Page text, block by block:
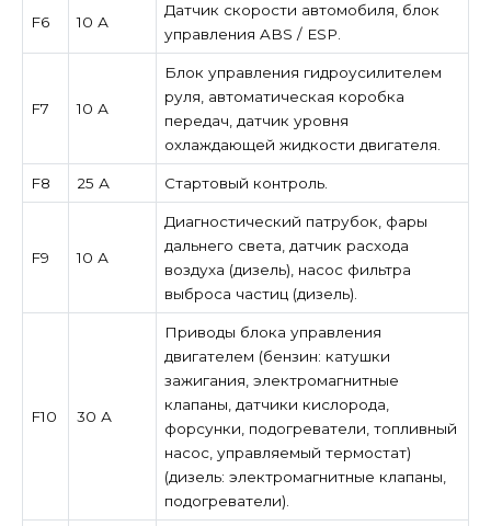
F6 10 А
Датчик скорости автомобиля, блок
управления ABS / ESP.
F7 10 А
Блок управления гидроусилителем
руля, автоматическая коробка
передач, датчик уровня
охлаждающей жидкости двигателя.
F8 25 А Стартовый контроль.
F9 10 А
Диагностический патрубок, фары
дальнего света, датчик расхода
воздуха (дизель), насос фильтра
выброса частиц (дизель).
F10 30 А
Приводы блока управления
двигателем (бензин: катушки
зажигания, электромагнитные
клапаны, датчики кислорода,
форсунки, подогреватели, топливный
насос, управляемый термостат)
(дизель: электромагнитные клапаны,
подогреватели).